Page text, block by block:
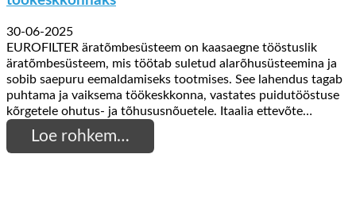
30-06-2025
EUROFILTER äratõmbesüsteem on kaasaegne tööstuslik
äratõmbesüsteem, mis töötab suletud alarõhusüsteemina ja
sobib saepuru eemaldamiseks tootmises. See lahendus tagab
puhtama ja vaiksema töökeskkonna, vastates puidutööstuse
kõrgetele ohutus- ja tõhususnõuetele. Itaalia ettevõte…
Loe rohkem…